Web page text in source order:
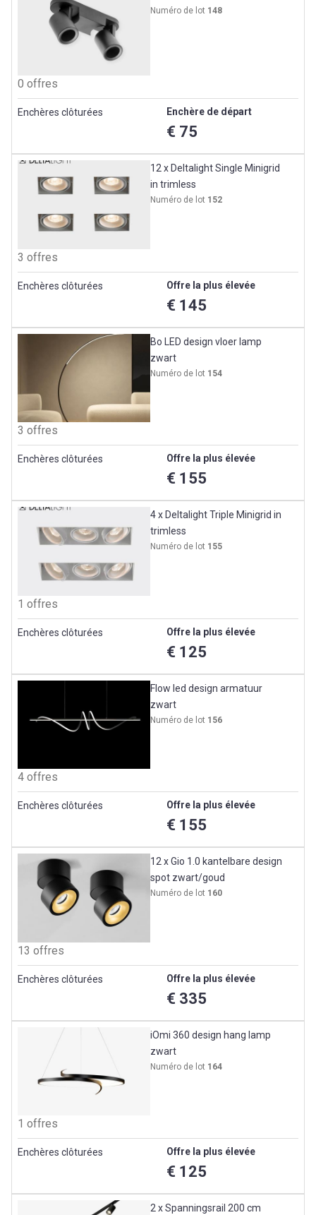
Numéro de lot 148
0 offres
Enchères clôturées Enchère de départ
€ 75
12 x Deltalight Single Minigrid
in trimless
Numéro de lot 152
3 offres
Enchères clôturées Offre la plus élevée
€ 145
Bo LED design vloer lamp
zwart
Numéro de lot 154
3 offres
Enchères clôturées Offre la plus élevée
€ 155
4 x Deltalight Triple Minigrid in
trimless
Numéro de lot 155
1 offres
Enchères clôturées Offre la plus élevée
€ 125
Flow led design armatuur
zwart
Numéro de lot 156
4 offres
Enchères clôturées Offre la plus élevée
€ 155
12 x Gio 1.0 kantelbare design
spot zwart/goud
Numéro de lot 160
13 offres
Enchères clôturées Offre la plus élevée
€ 335
iOmi 360 design hang lamp
zwart
Numéro de lot 164
1 offres
Enchères clôturées Offre la plus élevée
€ 125
2 x Spanningsrail 200 cm